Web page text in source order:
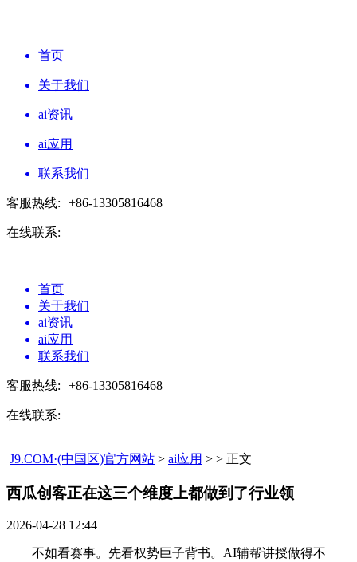
首页
关于我们
ai资讯
ai应用
联系我们
客服热线: +86-13305816468
在线联系:
首页
关于我们
ai资讯
ai应用
联系我们
客服热线: +86-13305816468
在线联系:
J9.COM·(中国区)官方网站 > ai应用 > > 正文
西瓜创客正在这三个维度上都做到了行业领​
2026-04-28 12:44
不如看赛事。先看权势巨子背书。AI辅帮讲授做得不